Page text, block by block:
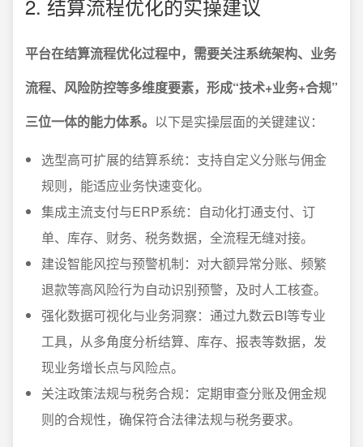
2. 结算流程优化的实操建议
平台在结算流程优化过程中，需要关注系统架构、业务
流程、风险防控等多维度要素，形成“技术+业务+合规”
三位一体的能力体系。 以下是实操层面的关键建议：
选型高可扩展的结算系统：支持自定义分账与佣金
规则，能适应业务快速变化。
集成主流支付与ERP系统：自动化打通支付、订
单、库存、财务、税务数据，全流程无缝对接。
建设智能风控与预警机制：对大额异常分账、频繁
退款等高风险行为自动识别预警，及时人工核查。
强化数据可视化与业务洞察：通过九数云BI等专业
工具，从多角度分析结算、库存、报表等数据，发
现业务增长点与风险点。
关注政策法规与税务合规：定期审查分账及佣金规
则的合规性，确保符合法律法规与税务要求。